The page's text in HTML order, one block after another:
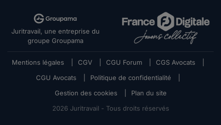
Juritravail, une entreprise du
groupe Groupama
Mentions légales CGV CGU Forum CGS Avocats
CGU Avocats
Politique de confidentialité
Gestion des cookies
Plan du site
2026 Juritravail - Tous droits réservés